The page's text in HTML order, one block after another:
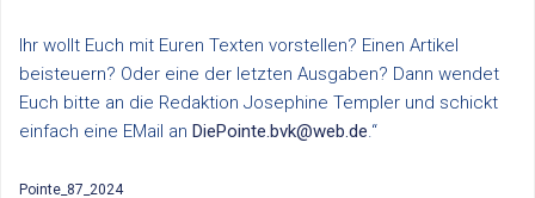
Ihr wollt Euch mit Euren Texten vorstellen? Einen Artikel
beisteuern? Oder eine der letzten Ausgaben? Dann wendet
Euch bitte an die Redaktion Josephine Templer und schickt
einfach eine EMail an DiePointe.bvk@web.de.“
Pointe_87_2024